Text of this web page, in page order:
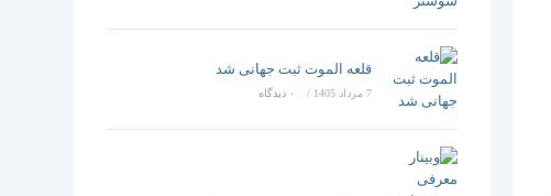
قلعه الموت ثبت جهانی شد
7 مرداد 1405 / ۰ دیدگاه